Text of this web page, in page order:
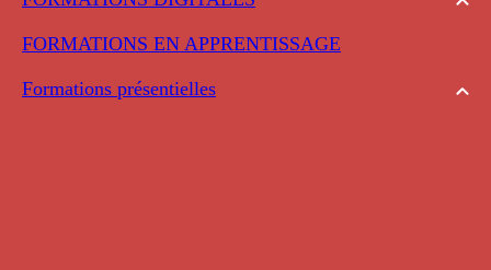
FORMATIONS EN APPRENTISSAGE
Formations présentielles